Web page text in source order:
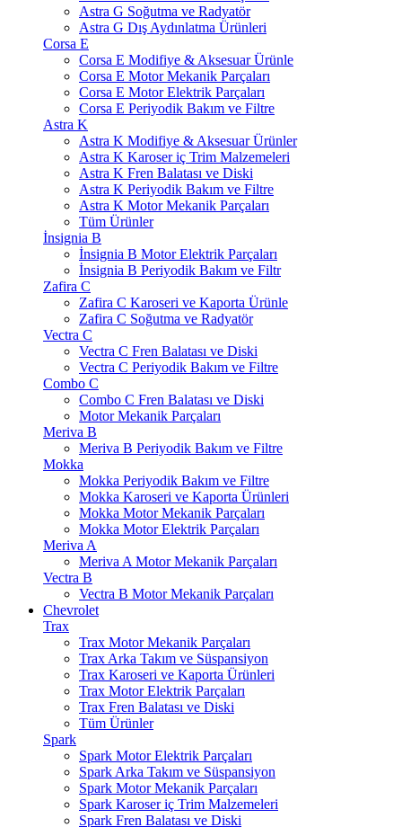
Astra G Soğutma ve Radyatör
Astra G Dış Aydınlatma Ürünleri
Corsa E
Corsa E Modifiye & Aksesuar Ürünle
Corsa E Motor Mekanik Parçaları
Corsa E Motor Elektrik Parçaları
Corsa E Periyodik Bakım ve Filtre
Astra K
Astra K Modifiye & Aksesuar Ürünler
Astra K Karoser iç Trim Malzemeleri
Astra K Fren Balatası ve Diski
Astra K Periyodik Bakım ve Filtre
Astra K Motor Mekanik Parçaları
Tüm Ürünler
İnsignia B
İnsignia B Motor Elektrik Parçaları
İnsignia B Periyodik Bakım ve Filtr
Zafira C
Zafira C Karoseri ve Kaporta Ürünle
Zafira C Soğutma ve Radyatör
Vectra C
Vectra C Fren Balatası ve Diski
Vectra C Periyodik Bakım ve Filtre
Combo C
Combo C Fren Balatası ve Diski
Motor Mekanik Parçaları
Meriva B
Meriva B Periyodik Bakım ve Filtre
Mokka
Mokka Periyodik Bakım ve Filtre
Mokka Karoseri ve Kaporta Ürünleri
Mokka Motor Mekanik Parçaları
Mokka Motor Elektrik Parçaları
Meriva A
Meriva A Motor Mekanik Parçaları
Vectra B
Vectra B Motor Mekanik Parçaları
Chevrolet
Trax
Trax Motor Mekanik Parçaları
Trax Arka Takım ve Süspansiyon
Trax Karoseri ve Kaporta Ürünleri
Trax Motor Elektrik Parçaları
Trax Fren Balatası ve Diski
Tüm Ürünler
Spark
Spark Motor Elektrik Parçaları
Spark Arka Takım ve Süspansiyon
Spark Motor Mekanik Parçaları
Spark Karoser iç Trim Malzemeleri
Spark Fren Balatası ve Diski